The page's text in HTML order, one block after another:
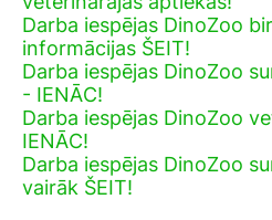
Darba iespējas DinoZoo
informācijas ŠEIT!
Darba iespējas DinoZoo
- IENĀC!
Darba iespējas DinoZoo
IENĀC!
Darba iespējas DinoZoo
vairāk ŠEIT!